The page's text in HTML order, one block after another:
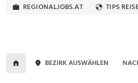
REGIONALJOBS.AT TIPS
BEZIRK AUSWÄHLEN